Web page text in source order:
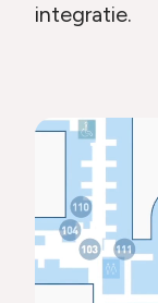
integratie.